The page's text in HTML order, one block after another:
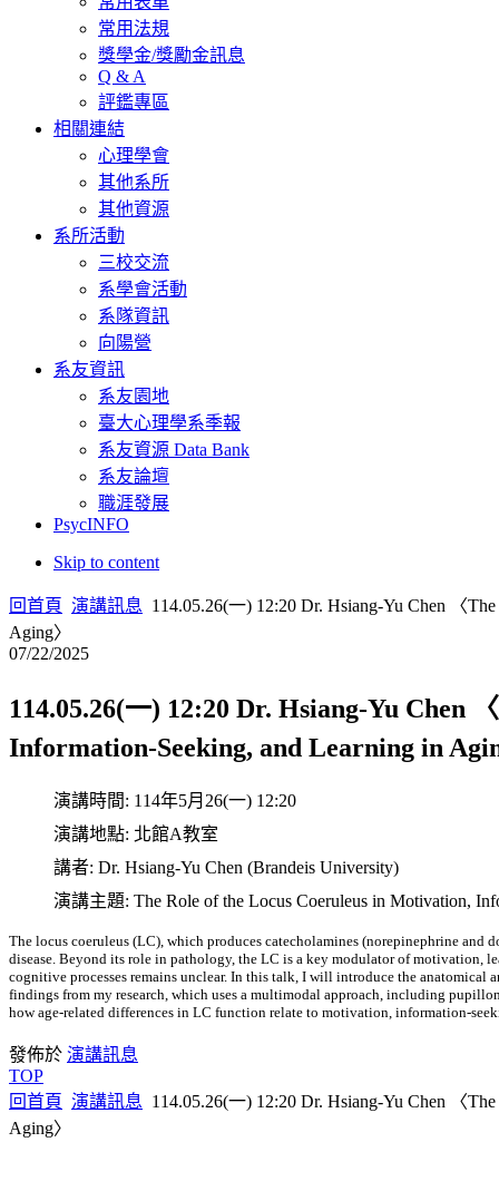
常用法規
獎學金/獎勵金訊息
Q & A
評鑑專區
相關連結
心理學會
其他系所
其他資源
系所活動
三校交流
系學會活動
系隊資訊
向陽營
系友資訊
系友園地
臺大心理學系季報
系友資源 Data Bank
系友論壇
職涯發展
PsycINFO
Skip to content
回首頁 演講訊息 114.05.26(一) 12:20 Dr. Hsiang-Yu Chen 〈
Aging〉
07/22/2025
114.05.26(一) 12:20 Dr. Hsiang-Yu Chen
Information-Seeking, and Learning in
演講時間: 114年5月26(一) 12:20
演講地點: 北館A教室
講者: Dr. Hsiang-Yu Chen (Brandeis University)
演講主題: The Role of the Locus Coeruleus in Motivation,
The locus coeruleus (LC), which produces catecholamines (norepinephrine and
disease. Beyond its role in pathology, the LC is a key modulator of motivation,
cognitive processes remains unclear. In this talk, I will introduce the
findings from my research, which uses a multimodal approach, including
how age-related differences in LC function relate to motivation, information-
發佈於 演講訊息
TOP
回首頁 演講訊息 114.05.26(一) 12:20 Dr. Hsiang-Yu Chen 〈
Aging〉